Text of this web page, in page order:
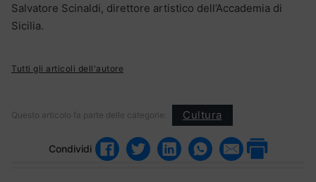
Salvatore Scinaldi, direttore artistico dell’Accademia di
Sicilia.
Tutti gli articoli dell'autore
Questo articolo fa parte delle categorie: Cultura
Condividi